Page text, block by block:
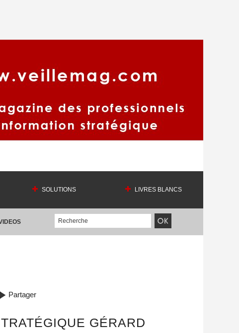
SOLUTIONS LIVRES BLANCS
Partager
GÉRARD